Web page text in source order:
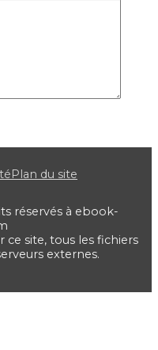
Plan du site
réservés à ebook-
site, tous les fichiers
externes.